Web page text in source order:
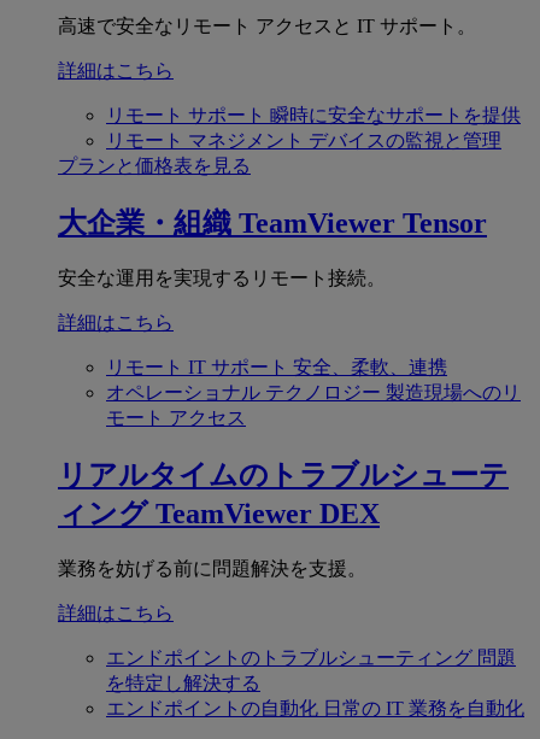
高速で安全なリモート アクセスと IT サポート。
詳細はこちら
リモート サポート 瞬時に安全なサポートを提供
リモート マネジメント デバイスの監視と管理
プランと価格表を見る
大企業・組織 TeamViewer Tensor
安全な運用を実現するリモート接続。
詳細はこちら
リモート IT サポート 安全、柔軟、連携
オペレーショナル テクノロジー 製造現場へのリ
モート アクセス
リアルタイムのトラブルシューテ
ィング TeamViewer DEX
業務を妨げる前に問題解決を支援。
詳細はこちら
エンドポイントのトラブルシューティング 問題
を特定し解決する
エンドポイントの自動化 日常の IT 業務を自動化